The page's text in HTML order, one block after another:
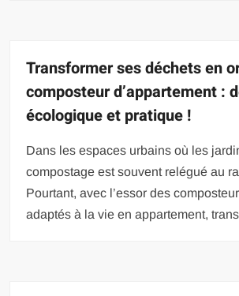
Transformer ses déchets en
composteur d’appartement :
écologique et pratique !
Dans les espaces urbains où les
compostage est souvent relégué au
Pourtant, avec l’essor des
adaptés à la vie en appartement,